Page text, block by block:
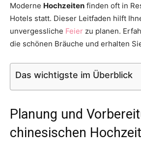
Moderne Hochzeiten finden oft in
Hotels statt. Dieser Leitfaden hilft
unvergessliche Feier zu planen.
die schönen Bräuche und erhalten
Das wichtigste im Überblick
Planung und
chinesischen